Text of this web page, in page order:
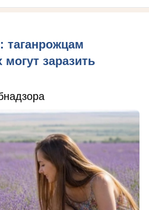
таганрожцам
заразить